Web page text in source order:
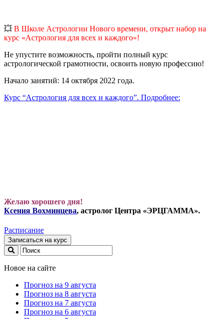
💥 В Школе Астрологии Нового времени, открыт набор на
курс «Астрология для всех и каждого»!
Не упустите возможность, пройти полный курс
астрологической грамотности, освоить новую профессию!
Начало занятий: 14 октября 2022 года.
Курс “Астрология для всех и каждого”. Подробнее:
Желаю хорошего дня!
Ксения Вохминцева, астролог Центра «ЭРЦГАММА».
Расписание
Записаться на курс
Новое на сайте
Прогноз на 9 августа
Прогноз на 8 августа
Прогноз на 7 августа
Прогноз на 6 августа